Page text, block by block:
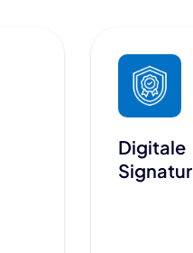
Digitale
Signatur